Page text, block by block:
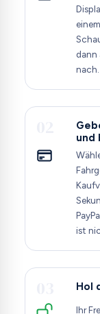
dann
nach.
und
ist
Hol
Ihr